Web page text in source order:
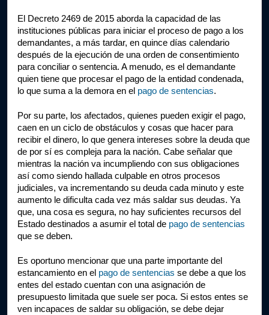
El Decreto 2469 de 2015 aborda la capacidad de las
instituciones públicas para iniciar el proceso de pago a los
demandantes, a más tardar, en quince días calendario
después de la ejecución de una orden de consentimiento
para conciliar o sentencia. A menudo, es el demandante
quien tiene que procesar el pago de la entidad condenada,
lo que suma a la demora en el pago de sentencias.
Por su parte, los afectados, quienes pueden exigir el pago,
caen en un ciclo de obstáculos y cosas que hacer para
recibir el dinero, lo que genera intereses sobre la deuda que
de por sí es compleja para la nación. Cabe señalar que
mientras la nación va incumpliendo con sus obligaciones
así como siendo hallada culpable en otros procesos
judiciales, va incrementando su deuda cada minuto y este
aumento le dificulta cada vez más saldar sus deudas. Ya
que, una cosa es segura, no hay suficientes recursos del
Estado destinados a asumir el total de pago de sentencias
que se deben.
Es oportuno mencionar que una parte importante del
estancamiento en el pago de sentencias se debe a que los
entes del estado cuentan con una asignación de
presupuesto limitada que suele ser poca. Si estos entes se
ven incapaces de saldar su obligación, se debe dejar